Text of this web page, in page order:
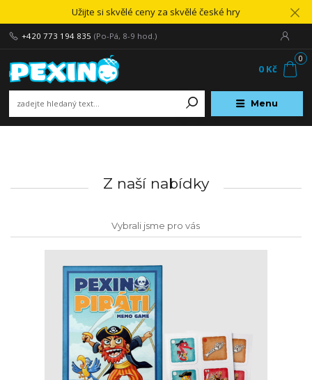
Užijte si skvělé ceny za skvělé české hry
Menu
+420 773 194 835 (Po-Pá, 8-9 hod.)
0
0 Kč
Z naší nabídky
Vybrali jsme pro vás